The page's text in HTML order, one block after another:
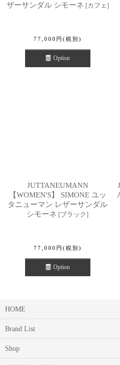
ザーサンダル シモーネ [カフェ]
77,000 円 (税別)
Option
JUTTANEUMANN
【WOMEN'S】 SIMONE ユッ
タニューマン レザーサンダル
シモーネ [ブラック]
77,000 円 (税別)
Option
HOME
Brand List
Shop